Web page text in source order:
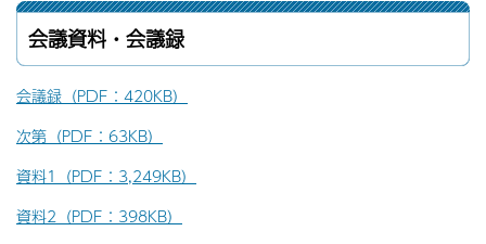
会議資料・会議録
会議録（PDF：420KB）
次第（PDF：63KB）
資料1（PDF：3,249KB）
資料2（PDF：398KB）